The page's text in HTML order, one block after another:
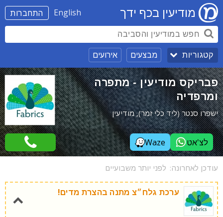
התחברות English מודיעין בכף ידך
קטגוריות מבצעים אירועים
פבריקס מודיעין - מתפרה
ומרפדיה
ישפרו סנטר (ליד כלי זמר), מודיעין
לצ'אט Waze
עודכן לאחרונה: לפני יותר משבועיים
ערכת גלח״צ מתנה בהצרת מדים!